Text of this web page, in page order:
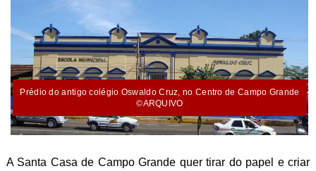
Prédio do antigo colégio Oswaldo Cruz, no Centro de Campo Grande
©ARQUIVO
A Santa Casa de Campo Grande quer tirar do papel e criar